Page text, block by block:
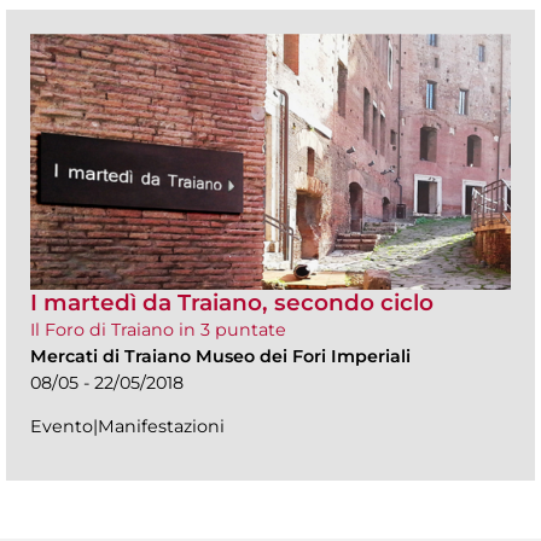
I martedì da Traiano, secondo ciclo
Il Foro di Traiano in 3 puntate
Mercati di Traiano Museo dei Fori Imperiali
08/05 - 22/05/2018
Evento|Manifestazioni